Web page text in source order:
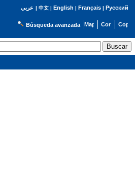
عربي | 中文| English | Français| Русский
Búsqueda avanzada